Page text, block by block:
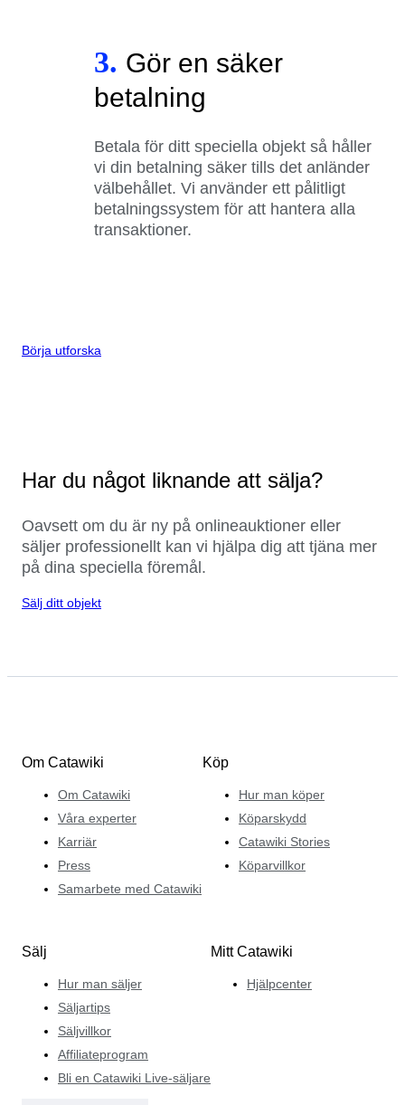
3. Gör en säker
betalning
Betala för ditt speciella objekt så håller
vi din betalning säker tills det anländer
välbehållet. Vi använder ett pålitligt
betalningssystem för att hantera alla
transaktioner.
Börja utforska
Har du något liknande att sälja?
Oavsett om du är ny på onlineauktioner eller
säljer professionellt kan vi hjälpa dig att tjäna mer
på dina speciella föremål.
Sälj ditt objekt
Om Catawiki
Om Catawiki
Våra experter
Karriär
Press
Samarbete med Catawiki
Köp
Hur man köper
Köparskydd
Catawiki Stories
Köparvillkor
Sälj
Hur man säljer
Säljartips
Säljvillkor
Affiliateprogram
Bli en Catawiki Live-säljare
Mitt Catawiki
Hjälpcenter